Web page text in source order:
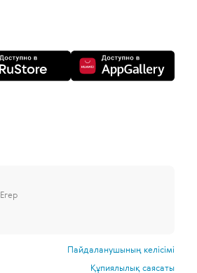
Егер
Пайдаланушының келісімі
Құпиялылық саясаты